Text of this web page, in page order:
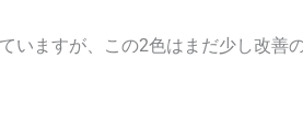
ますが、この2色はまだ少し改善